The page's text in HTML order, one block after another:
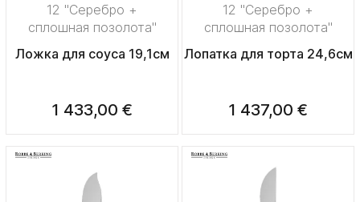
12 "Серебро +
сплошная позолота"
Ложка для соуса 19,1см
1 433,00 €
12 "Серебро +
сплошная позолота"
Лопатка для торта 24,6см
1 437,00 €